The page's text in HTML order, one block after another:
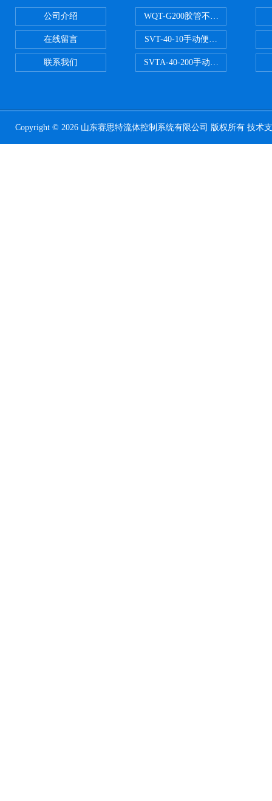
公司介绍
在线留言
联系我们
WQT-G200胶管不锈钢管水压气
SVT-40-10手动便携式安全阀校验
SVTA-40-200手动数显表控制安全
Copyright © 2026 山东赛思特流体控制系统有限公司 版权所有 技术